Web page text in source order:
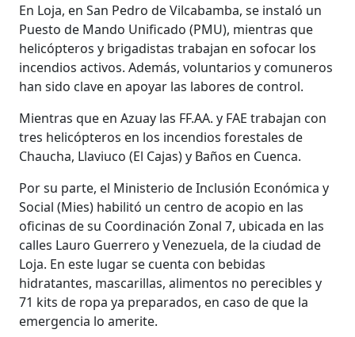
En Loja, en San Pedro de Vilcabamba, se instaló un
Puesto de Mando Unificado (PMU), mientras que
helicópteros y brigadistas trabajan en sofocar los
incendios activos. Además, voluntarios y comuneros
han sido clave en apoyar las labores de control.
Mientras que en Azuay las FF.AA. y FAE trabajan con
tres helicópteros en los incendios forestales de
Chaucha, Llaviuco (El Cajas) y Baños en Cuenca.
Por su parte, el Ministerio de Inclusión Económica y
Social (Mies) habilitó un centro de acopio en las
oficinas de su Coordinación Zonal 7, ubicada en las
calles Lauro Guerrero y Venezuela, de la ciudad de
Loja. En este lugar se cuenta con bebidas
hidratantes, mascarillas, alimentos no perecibles y
71 kits de ropa ya preparados, en caso de que la
emergencia lo amerite.